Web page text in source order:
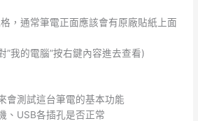
，通常筆電正面應該會有原廠貼紙上面
”我的電腦”按右鍵內容進去查看)
會測試這台筆電的基本功能
、USB各插孔是否正常